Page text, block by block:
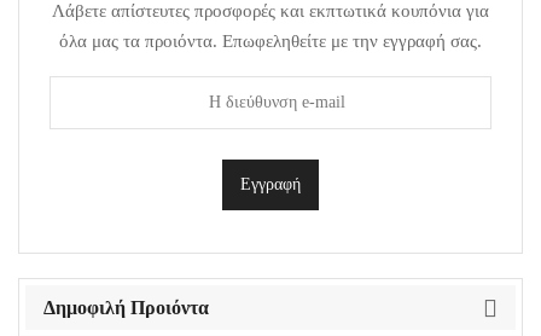
Λάβετε απίστευτες προσφορές και εκπτωτικά κουπόνια για
όλα μας τα προιόντα. Επωφεληθείτε με την εγγραφή σας.
Δημοφιλή Προιόντα